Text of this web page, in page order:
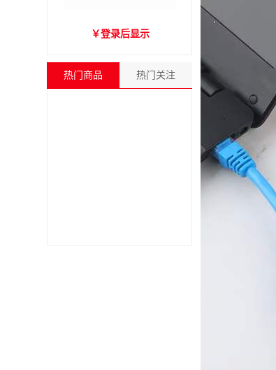
爱琴海A2000音箱
￥登录后显示
热门商品 热门关注